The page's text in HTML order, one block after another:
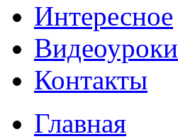
Интересное
Видеоуроки
Контакты
Главная